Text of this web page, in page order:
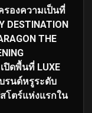
องความเป็นที่
DESTINATION
THE
เปิดพื้นที่ LUXE
รนด์หรูระดับ
โตร์แห่งแรกใน